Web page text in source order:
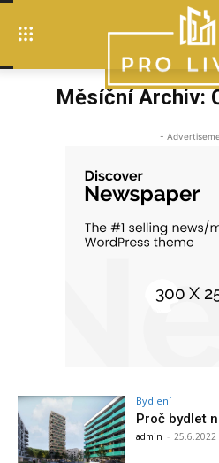
Měsíční Archiv:
-
Bydlení
Proč bydlet
admin - 25.6.2022